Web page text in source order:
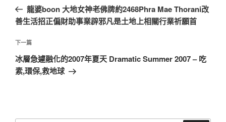
導
覽
一
篇
章
龍婆boon 大地女神老佛牌約2468Phra Mae Thorani改
善生活招正偏財助事業辟邪凡是土地上相關行業祈願首
下
一
篇
下一篇
冰層急遽融化的2007年夏天 Dramatic Summer 2007 – 吃
素,環保,救地球